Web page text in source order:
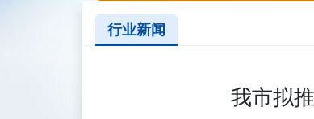
行业新闻
我市拟